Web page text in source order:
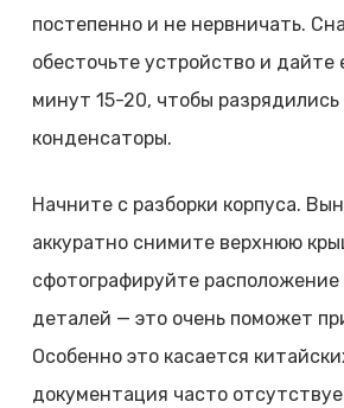
постепенно и не нервничать.
обесточьте устройство и дайте
минут 15-20, чтобы
конденсаторы.
Начните с разборки корпуса.
аккуратно снимите верхнюю
сфотографируйте расположение
деталей — это очень поможет
Особенно это касается
документация часто